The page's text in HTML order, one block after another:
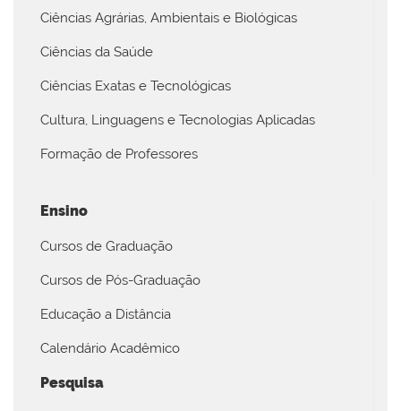
Ciências Agrárias, Ambientais e Biológicas
Ciências da Saúde
Ciências Exatas e Tecnológicas
Cultura, Linguagens e Tecnologias Aplicadas
Formação de Professores
Ensino
Cursos de Graduação
Cursos de Pós-Graduação
Educação a Distância
Calendário Acadêmico
Pesquisa